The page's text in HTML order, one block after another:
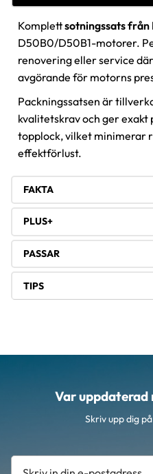
Komplettsotningssats från
D50B0/D50B1-motorer.
renovering eller service
avgörande för motorns
Packningssatsen är
kvalitetskrav och ger
topplock, vilket minimerar
effektförlust.
FAKTA
PLUS+
PASSAR
TIPS
Var uppdaterad
Skriv upp dig